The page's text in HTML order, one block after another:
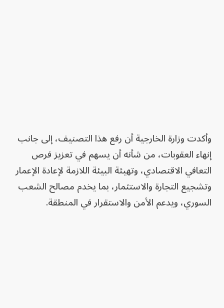
وأكدت وزارة الخارجية أن رفع هذا التصنيف، إلى جانب
إنهاء العقوبات، من شأنه أن يسهم في تعزيز فرص
التعافي الاقتصادي، وتهيئة البيئة اللازمة لإعادة الإعمار
وتشجيع التجارة والاستثمار، بما يخدم مصالح الشعب
السوري، ويدعم الأمن والاستقرار في المنطقة.